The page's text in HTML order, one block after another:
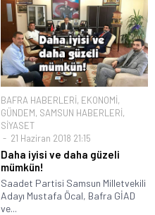
BAFRA HABERLERİ, EKONOMİ,
GÜNDEM, SAMSUN HABERLERİ,
SİYASET
21 Haziran 2018 21:15
Daha iyisi ve daha güzeli
mümkün!
Saadet Partisi Samsun Milletvekili
Adayı Mustafa Öcal, Bafra GİAD
ve...